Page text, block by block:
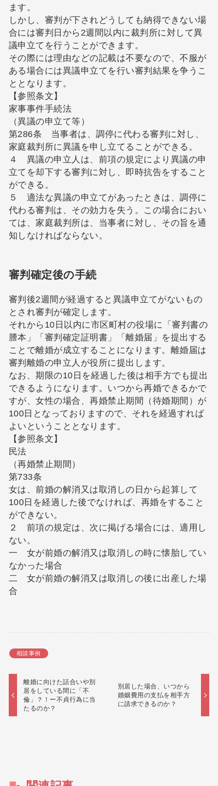
ます。
しかし、審判が下されどうしても納得できない場
合には審判日から2週間以内に裁判所に対して異
議申立てを行うことができます。
その際には理由などの記載は不要なので、不服が
ある場合には異議申立てを行い審判結果を争うこ
ととなります。
【参照条文】
家事事件手続法
（異議の申立て等）
第286条 当事者は、調停に代わる審判に対し、
家庭裁判所に異議を申し立てることができる。
４ 異議の申立人は、前項の規定により異議の申
立てを却下する審判に対し、即時抗告をすること
ができる。
５ 適法な異議の申立てがあったときは、調停に
代わる審判は、その効力を失う。この場合におい
ては、家庭裁判所は、当事者に対し、その旨を通
知しなければならない。
審判確定後の手続
審判後2週間が経過すると異議申立てがないもの
とされ審判が確定します。
それから10日以内に市区町村の役場に「審判書の
謄本」「審判確定証明書」「離婚届」を提出する
ことで離婚が成立することになります。離婚届は
審判離婚の申立人が役所に提出します。
なお、期限の10日を経過した後は相手方でも提出
できるようになります。いつから再婚できるかで
すが、女性の場合、再婚禁止期間（待婚期間）が
100日となっておりますので、それを経過すれば
よいということとなります。
【参照条文】
民法
（再婚禁止期間）
第733条
女は、前婚の解消又は取消しの日から起算して
100日を経過した後でなければ、再婚をすること
ができない。
２ 前項の規定は、次に掲げる場合には、適用し
ない。
一 女が前婚の解消又は取消しの時に懐胎してい
なかった場合
二 女が前婚の解消又は取消しの後に出産した場
合
相談事例
離婚に向けた話合いや別
居をしている間に「不
倫」？！ー不貞行為に当
たるのか？
別居した場合、いつから
婚姻費用の支払を相手方
に請求できるのか？